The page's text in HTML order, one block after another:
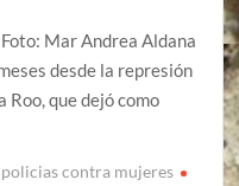
Mar Andrea Aldana
desde la represión
Roo, que dejó como
policias contra mujeres